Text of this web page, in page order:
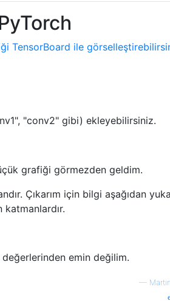
TensorBoard ile
"conv2" gibi) ekleyebilirsiniz.
grafiği görmezden geldim.
Çıkarım için bilgi aşağıdan
emin değilim.
—